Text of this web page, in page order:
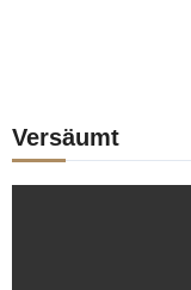
Versäumt